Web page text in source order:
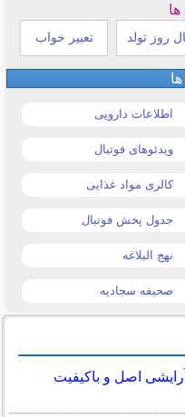
روز تولد تعبیر خواب
اطلاعات دارویی
ویدئوهای فوتبال
کالری مواد غذایی
جدول پخش فوتبال
نهج البلاغه
صحیفه سجادیه
اصل و باکیفیت